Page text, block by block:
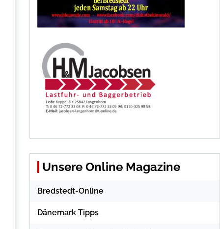
Unsere Online Magazine
Bredstedt-Online
Dänemark Tipps